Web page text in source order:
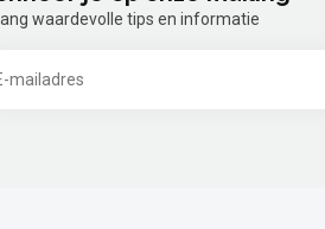
waardevolle tips en informatie